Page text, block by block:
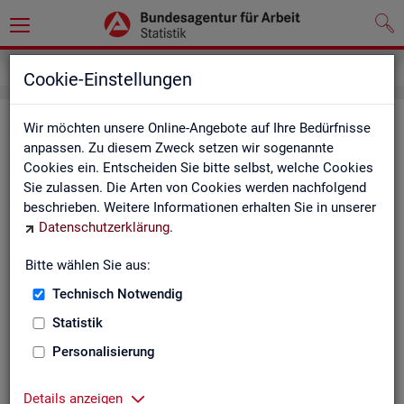
Cookie-Einstellungen
Wir möchten unsere Online-Angebote auf Ihre Bedürfnisse
anpassen. Zu diesem Zweck setzen wir sogenannte
Cookies ein. Entscheiden Sie bitte selbst, welche Cookies
Sie zulassen. Die Arten von Cookies werden nachfolgend
beschrieben. Weitere Informationen erhalten Sie in unserer
Datenschutzerklärung.
Bitte wählen Sie aus:
Technisch Notwendig
Statistik
Personalisierung
Details anzeigen
Im­pres­sum der Sta­tis­tik der Bun­
des­agen­tur für Ar­beit (BA)
In­for­ma­tio­nen über den Her­aus­ge­ber
Im­pres­sum der Bun­des­agen­tur für Ar­beit
Nut­zungs- und Be­zugs­be­din­gun­gen
Co­py­right und Mar­ken­schutz
Die In­hal­te des In­ter­net­auf­tritts der BA sowie die Pro­duk­te
der Sta­tis­tik der BA ste­hen im geis­ti­gen Ei­gen­tum der BA und